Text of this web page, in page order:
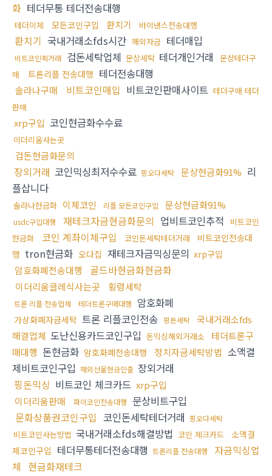
화 테더무통 테더전송대행
테더이체 모든코인구입 환치기 바이낸스전송대행
환치기 국내거래소fds시간 해외자금 테더매입
비트코인퀵거래 검돈세탁업체 문상세탁 테더개인거래
문상테더구
매
트론리플 전송대행 테더전송대행
솔라나구매 비트코인매입 비트코인판매사이트 테더구매 테더
판매
xrp구입 코인현금화수수료
이더리움사는곳
검돈현금화문의
장외거래 코인믹싱최저수수료 핑오다세탁 문상현금화91% 리
플삽니다
솔라나현금화 이체코인 리플 모든코인구입 문상현금화91%
usdc구입대행 재테크자금현금화문의 업비트코인추적
비트코인
현금화
코인 계좌이체구입 코인돈세탁테더거래
비트코인전송대
행 tron현금화 오다집 재테크자금믹싱문의 xrp구입
암호화폐전송대행 골드바현금화현금화
이더리움클레식사는곳 횡령세탁
트론 리플 전송업체 테더트론구매대행 암호화폐
가상화폐자금세탁 트론 리플코인전송 핑돈세탁
국내거래소fds
해결업체 도난신용카드코인구입 돈믹싱해외거래소
테더트론구
매대행 돈현금화 암호화폐전송대행 정치자금세탁방법 소액결
제비트코인구입 해외선물현금인출 장외거래
핑돈믹싱 비트코인 체크카드 xrp구입
이더리움판매
파이코인전송대행 문상비트구입
문화상품권코인구입 코인돈세탁테더거래 핑오다세탁
비트코인사는방법 국내거래소fds해결방법 코인 체크카드
소액결
제코인구입 테더무통테더전송대행 트론리플 전송대행
자금믹싱업
체 현금화재테크